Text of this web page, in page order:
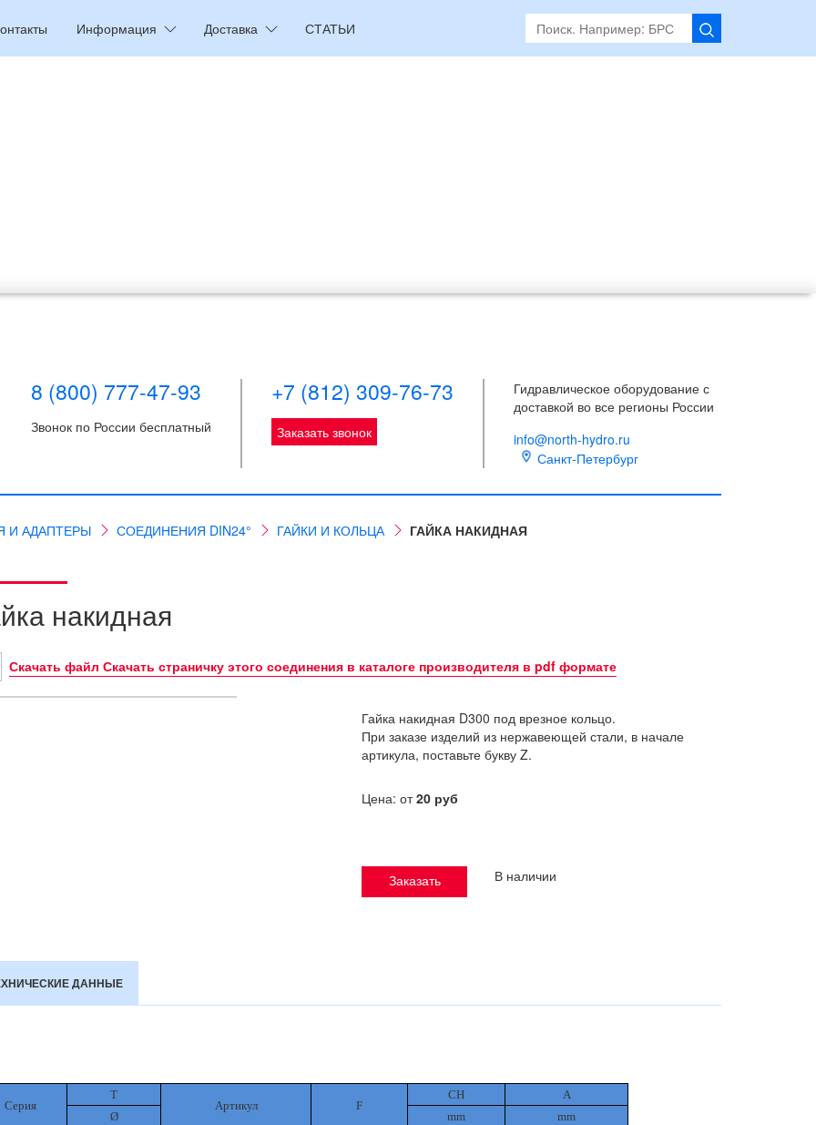
Информация Доставка СТАТЬИ
8 (800) 777-47-93
Звонок по России бесплатный
+7 (812) 309-76-73
Заказать звонок
Гидравлическое оборудование с
доставкой во все регионы России
info@north-hydro.ru
Санкт-Петербург
И АДАПТЕРЫ СОЕДИНЕНИЯ DIN24° ГАЙКИ И КОЛЬЦА ГАЙКА НАКИДНАЯ
накидная
Скачать файл Скачать страничку этого соединения в каталоге производителя в pdf формате
Гайка накидная D300 под врезное кольцо.
При заказе изделий из нержавеющей стали, в начале
артикула, поставьте букву Z.
Цена: от20 руб
Заказать В наличии
ДАННЫЕ
Серия
Т
Артикул
F
CH
A
Ø
mm
mm